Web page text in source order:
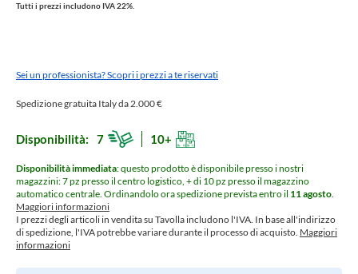
Tutti i prezzi includono IVA 22%.
Sei un professionista? Scopri i prezzi a te riservati
Spedizione gratuita Italy da 2.000 €
Disponibilità: 7 10+
Disponibilità immediata: questo prodotto è disponibile presso i nostri
magazzini: 7 pz presso il centro logistico, + di 10 pz presso il magazzino
automatico centrale. Ordinandolo ora spedizione prevista entro il 11 agosto.
Maggiori informazioni
I prezzi degli articoli in vendita su Tavolla includono l'IVA. In base all'indirizzo
di spedizione, l'IVA potrebbe variare durante il processo di acquisto. Maggiori
informazioni